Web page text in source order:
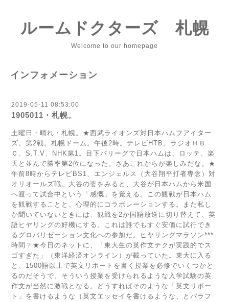
ルームドクターズ 札幌
Welcome to our homepage
インフォメーション
2019-05-11 08:53:00
1905011・札幌。
土曜日・晴れ・札幌。★西武ライオンズ対日本ハムフアイター
ズ。第2戦。札幌ドーム。午後2時。テレビHТB。ラジオＨＢ
Ｃ、S.T.V、NHK第1。目下パリーグで日本ハムは、ロッテ、楽
天と並んで勝率第2位になった。さあこれからが楽しみだな。★
午前8時からテレビBS1、エンジェルス（大谷翔平打者専念）対
オリオールズ戦。大谷の姿をみると、大谷が日本ハムから米国
へ渡って試合中という「感慨」を覚える。この観戦が日本ハム
を観戦することと、心理的にコラボレーションする。また私し
か聞いていないときには、観戦を2か国語放送に切り替えて、英
語ヒヤリングの好機にする。これは誰でもすぐ安価に試行でき
るグロバリゼーション文化への参加だ。ヒヤリングマラソン***
時間？★今日のネットに、「東大生の英作文テクが実践的でス
ゴすぎた」（東洋経済オンライン）が載っていた。東大に入る
と、1500語以上で英文リポートを書く授業を必修でいくつかと
るのだそうで、そういう授業を受けられるような入学試験の英
作文が当然に激戦となる。どうすればそのような「英文リポー
ト」を書けるような（英文エッセイを書けるような、とパラフ